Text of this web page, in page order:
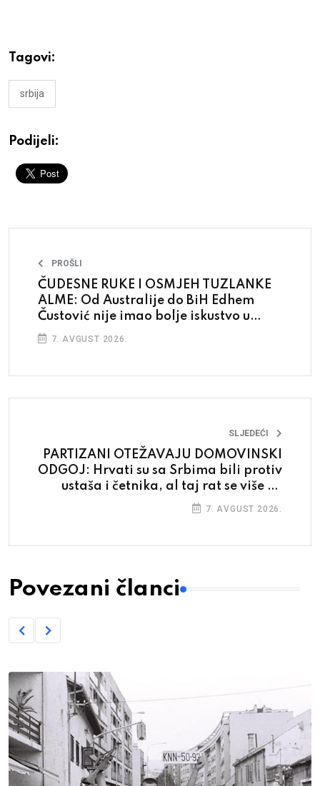
Tagovi:
srbija
Podijeli:
PROŠLI
ČUDESNE RUKE I OSMJEH TUZLANKE
ALME: Od Australije do BiH Edhem
Čustović nije imao bolje iskustvo u
brijačnici
7. AVGUST 2026.
SLJEDEĆI
PARTIZANI OTEŽAVAJU DOMOVINSKI
ODGOJ: Hrvati su sa Srbima bili protiv
ustaša i četnika, al taj rat se više ne
7. AVGUST 2026.
Povezani članci